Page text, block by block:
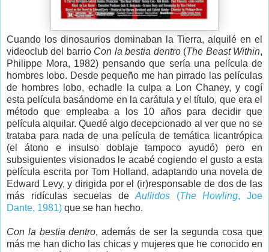
Cuando los dinosaurios dominaban la Tierra, alquilé en el
videoclub del barrio Con la bestia dentro(The Beast Within,
Philippe Mora, 1982) pensando que sería una película de
hombres lobo. Desde pequeño me han pirrado las películas
de hombres lobo, echadle la culpa a Lon Chaney, y cogí
esta película basándome en la carátula y el título, que era el
método que empleaba a los 10 años para decidir que
película alquilar. Quedé algo decepcionado al ver que no se
trataba para nada de una película de temática licantrópica
(el átono e insulso doblaje tampoco ayudó) pero en
subsiguientes visionados le acabé cogiendo el gusto a esta
película escrita por Tom Holland, adaptando una novela de
Edward Levy, y dirigida por el (ir)responsable de dos de las
más ridículas secuelas deAullidos (The Howling, Joe
Dante, 1981) que se han hecho.
Con la bestia dentro, además de ser la segunda cosa que
más me han dicho las chicas y mujeres que he conocido en